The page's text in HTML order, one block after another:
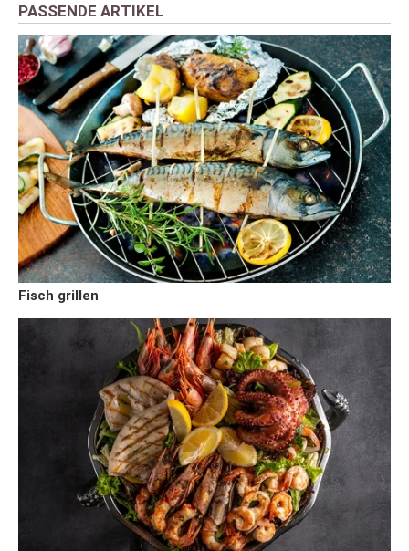
PASSENDE ARTIKEL
Fisch grillen